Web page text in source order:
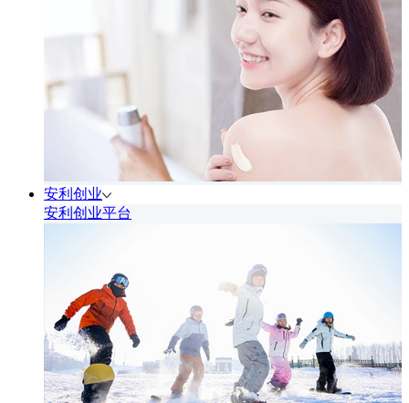
安利创业
安利创业平台